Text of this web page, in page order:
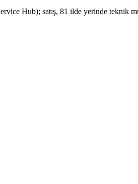
Hub); satış, 81 ilde yerinde teknik